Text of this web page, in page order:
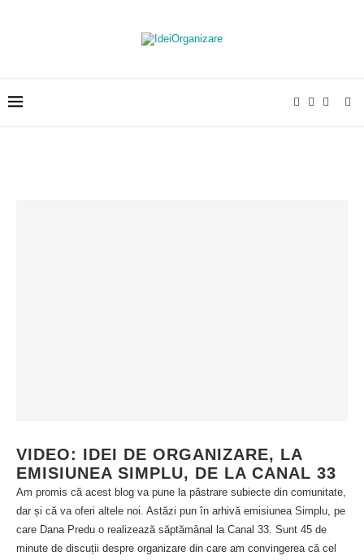
VIDEO: IDEI DE ORGANIZARE, LA
EMISIUNEA SIMPLU, DE LA CANAL 33
Am promis că acest blog va pune la păstrare subiecte din comunitate,
dar și că va oferi altele noi. Astăzi pun în arhivă emisiunea Simplu, pe
care Dana Predu o realizează săptămânal la Canal 33. Sunt 45 de
minute de discuții despre organizare din care am convingerea că cel